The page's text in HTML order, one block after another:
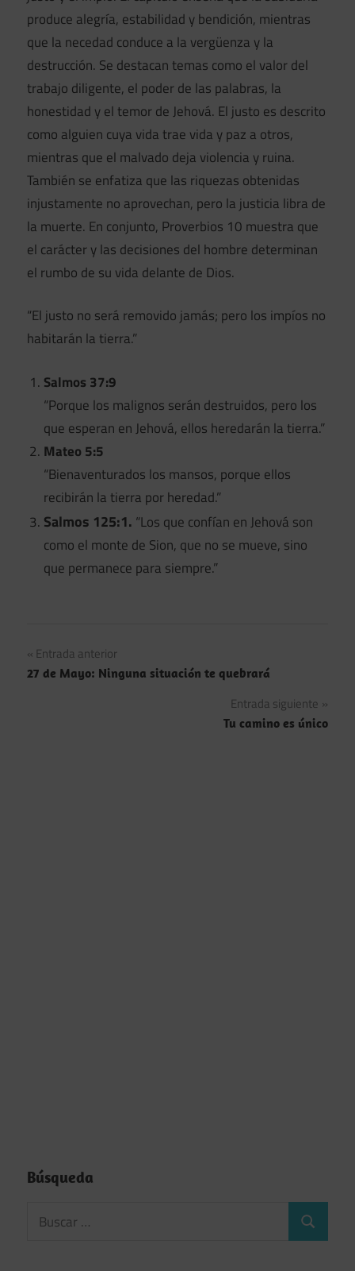
produce alegría, estabilidad y bendición, mientras
que la necedad conduce a la vergüenza y la
destrucción. Se destacan temas como el valor del
trabajo diligente, el poder de las palabras, la
honestidad y el temor de Jehová. El justo es descrito
como alguien cuya vida trae vida y paz a otros,
mientras que el malvado deja violencia y ruina.
También se enfatiza que las riquezas obtenidas
injustamente no aprovechan, pero la justicia libra de
la muerte. En conjunto, Proverbios 10 muestra que
el carácter y las decisiones del hombre determinan
el rumbo de su vida delante de Dios.
“El justo no será removido jamás; pero los impíos no
habitarán la tierra.”
Salmos 37:9
“Porque los malignos serán destruidos, pero los
que esperan en Jehová, ellos heredarán la tierra.”
Mateo 5:5
“Bienaventurados los mansos, porque ellos
recibirán la tierra por heredad.”
Salmos 125:1. “Los que confían en Jehová son
como el monte de Sion, que no se mueve, sino
que permanece para siempre.”
Navegación
de
Entrada anterior
27 de Mayo: Ninguna situación te quebrará
Entrada siguiente
Tu camino es único
Búsqueda